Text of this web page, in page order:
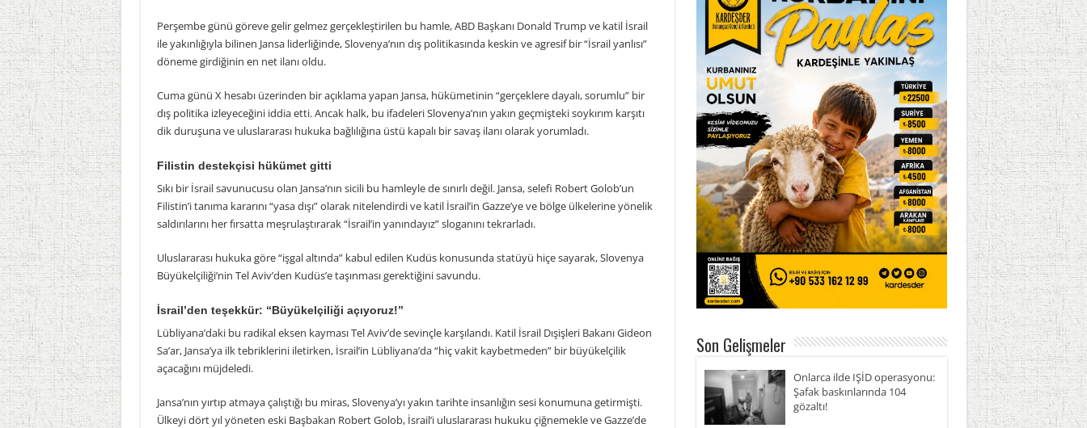
Perşembe günü göreve gelir gelmez gerçekleştirilen bu hamle, ABD Başkanı Donald Trump ve katil İsrail
ile yakınlığıyla bilinen Jansa liderliğinde, Slovenya’nın dış politikasında keskin ve agresif bir “İsrail yanlısı”
döneme girdiğinin en net ilanı oldu.
Cuma günü X hesabı üzerinden bir açıklama yapan Jansa, hükümetinin “gerçeklere dayalı, sorumlu” bir
dış politika izleyeceğini iddia etti. Ancak halk, bu ifadeleri Slovenya’nın yakın geçmişteki soykırım karşıtı
dik duruşuna ve uluslararası hukuka bağlılığına üstü kapalı bir savaş ilanı olarak yorumladı.
Filistin destekçisi hükümet gitti
Sıkı bir İsrail savunucusu olan Jansa’nın sicili bu hamleyle de sınırlı değil. Jansa, selefi Robert Golob’un
Filistin’i tanıma kararını “yasa dışı” olarak nitelendirdi ve katil İsrail’in Gazze’ye ve bölge ülkelerine yönelik
saldırılarını her fırsatta meşrulaştırarak “İsrail’in yanındayız” sloganını tekrarladı.
Uluslararası hukuka göre “işgal altında” kabul edilen Kudüs konusunda statüyü hiçe sayarak, Slovenya
Büyükelçiliği’nin Tel Aviv’den Kudüs’e taşınması gerektiğini savundu.
İsrail’den teşekkür: “Büyükelçiliği açıyoruz!”
Lübliyana’daki bu radikal eksen kayması Tel Aviv’de sevinçle karşılandı. Katil İsrail Dışişleri Bakanı Gideon
Sa’ar, Jansa’ya ilk tebriklerini iletirken, İsrail’in Lübliyana’da “hiç vakit kaybetmeden” bir büyükelçilik
açacağını müjdeledi.
Jansa’nın yırtıp atmaya çalıştığı bu miras, Slovenya’yı yakın tarihte insanlığın sesi konumuna getirmişti.
Ülkeyi dört yıl yöneten eski Başbakan Robert Golob, İsrail’i uluslararası hukuku çiğnemekle ve Gazze’de
Son Gelişmeler
Onlarca ilde IŞİD operasyonu:
Şafak baskınlarında 104
gözaltı!